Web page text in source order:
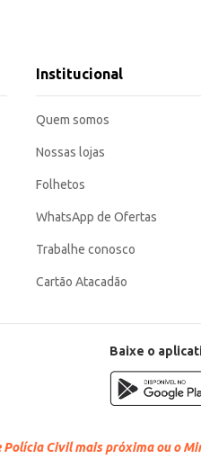
Institucional
Quem somos
Nossas lojas
Folhetos
WhatsApp de Ofertas
Trabalhe conosco
Cartão Atacadão
Baixe o
Polícia Civil mais próxima ou o